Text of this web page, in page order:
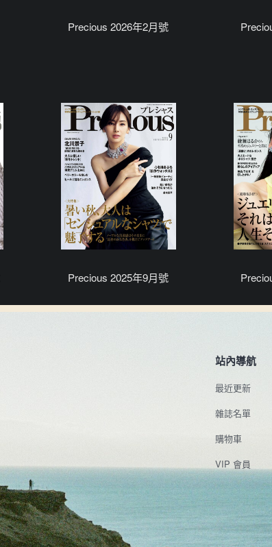
Precious 2026年2月號
Precious 2025年9月號
站內導航
最近更新
雜誌名單
購物車
VIP 會員